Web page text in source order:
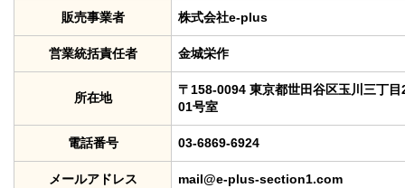
販売事業者 株式会社e-plus
営業統括責任者 金城栄作
所在地
〒158-0094 東京都世田谷区玉川三丁
01号室
電話番号 03-6869-6924
メールアドレス mail@e-plus-section1.com